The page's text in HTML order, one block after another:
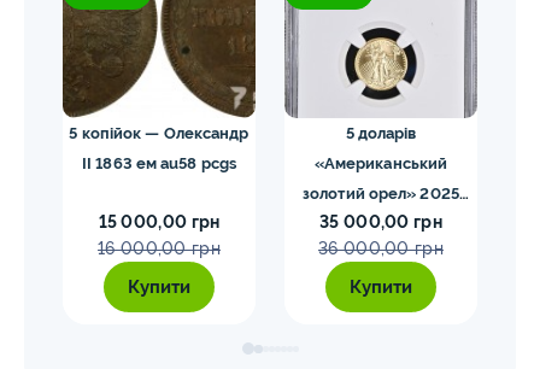
5 копійок — Олександр
II 1863 ем au58 pcgs
15 000,00 грн
16 000,00 грн
Купити
5 доларів
«Американський
золотий орел» 2025
MS70 NGC орел тип2
35 000,00 грн
36 000,00 грн
Купити